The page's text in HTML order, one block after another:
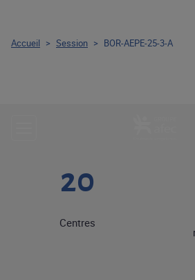
20
Centres
Accueil > Session > BOR-AEPE-25-3-A